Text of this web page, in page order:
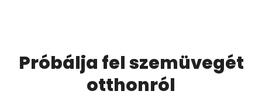
Próbálja fel szemüvegét
otthonról